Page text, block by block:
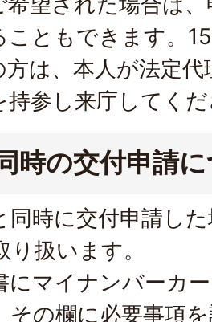
こともできます。
方は、本人が法定
持参し来庁してく
時の交付申請
同時に交付申請し
り扱います。
にマイナンバーカ
その欄に必要事項